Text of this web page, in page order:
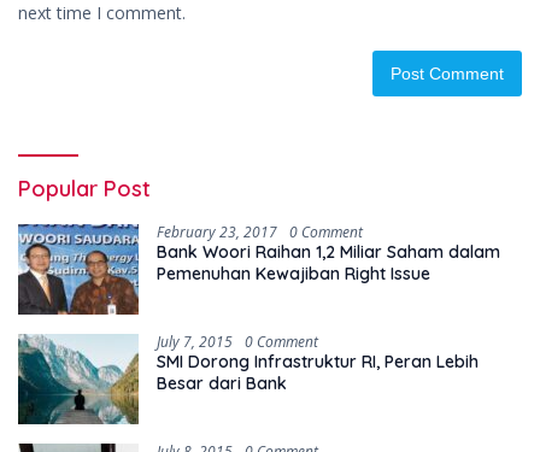
next time I comment.
Popular Post
February 23, 2017 0 Comment
Bank Woori Raihan 1,2 Miliar Saham dalam
Pemenuhan Kewajiban Right Issue
July 7, 2015 0 Comment
SMI Dorong Infrastruktur RI, Peran Lebih
Besar dari Bank